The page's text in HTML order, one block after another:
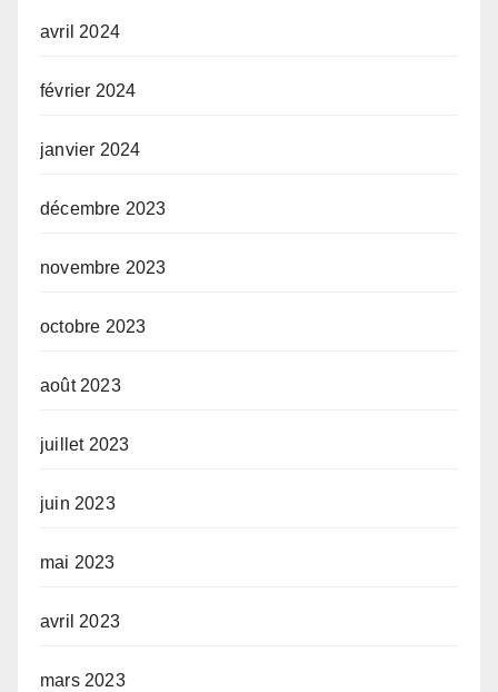
avril 2024
février 2024
janvier 2024
décembre 2023
novembre 2023
octobre 2023
août 2023
juillet 2023
juin 2023
mai 2023
avril 2023
mars 2023